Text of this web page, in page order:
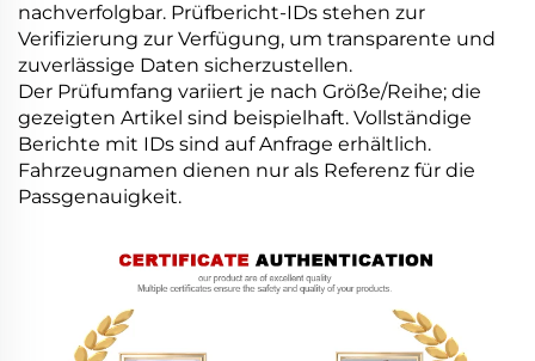
nachverfolgbar. Prüfbericht-IDs stehen zur
Verifizierung zur Verfügung, um transparente und
zuverlässige Daten sicherzustellen.
Der Prüfumfang variiert je nach Größe/Reihe; die
gezeigten Artikel sind beispielhaft. Vollständige
Berichte mit IDs sind auf Anfrage erhältlich.
Fahrzeugnamen dienen nur als Referenz für die
Passgenauigkeit.